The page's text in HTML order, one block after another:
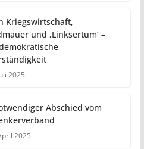
Kriegswirtschaft,
und ‚Linksertum‘ –
2025
Abschied vom
2025